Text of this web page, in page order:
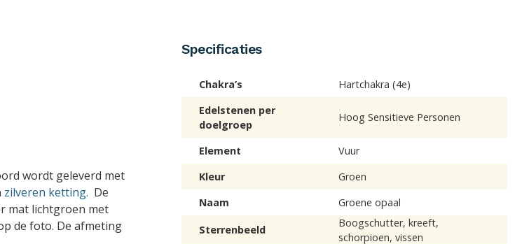
wordt geleverd met
zilveren ketting. De
mat lichtgroen met
de foto. De afmeting
Specificaties
Chakra’s
Hartchakra (4e)
Edelstenen per
doelgroep
Hoog Sensitieve Personen
Element
Vuur
Kleur
Groen
Naam
Groene opaal
Sterrenbeeld
Boogschutter, kreeft,
schorpioen, vissen